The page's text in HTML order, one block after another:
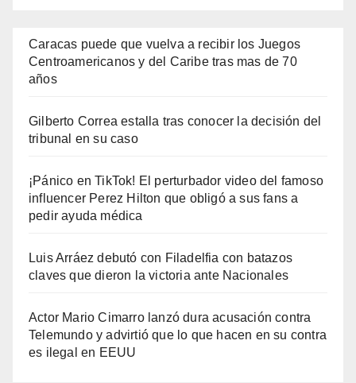
Caracas puede que vuelva a recibir los Juegos
Centroamericanos y del Caribe tras mas de 70
años
Gilberto Correa estalla tras conocer la decisión del
tribunal en su caso
¡Pánico en TikTok! El perturbador video del famoso
influencer Perez Hilton que obligó a sus fans a
pedir ayuda médica
Luis Arráez debutó con Filadelfia con batazos
claves que dieron la victoria ante Nacionales
Actor Mario Cimarro lanzó dura acusación contra
Telemundo y advirtió que lo que hacen en su contra
es ilegal en EEUU